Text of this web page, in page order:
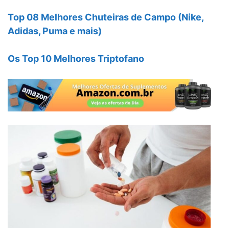
Top 08 Melhores Chuteiras de Campo (Nike,
Adidas, Puma e mais)
Os Top 10 Melhores Triptofano